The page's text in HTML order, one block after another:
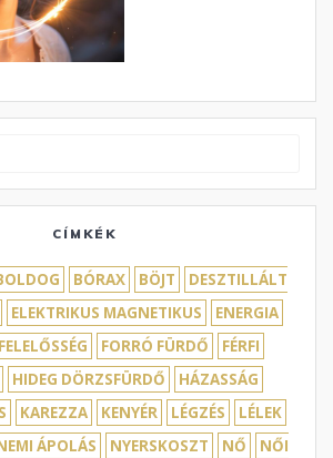
CÍMKÉK
BÓRAX BÖJT
DESZTILLÁLT
ELEKTRIKUS MAGNETIKUS
ENERGIA
FELELŐSSÉG FORRÓ FÜRDŐ
FÉRFI
HIDEG DÖRZSFÜRDŐ
HÁZASSÁG
KAREZZA KENYÉR LÉGZÉS
LÉLEK
ÁPOLÁS NYERSKOSZT NŐ
NŐI